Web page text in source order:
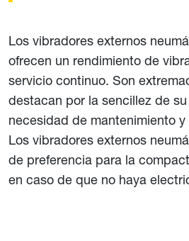
Los vibradores externos
ofrecen un rendimiento de
servicio continuo. Son
destacan por la sencillez de
necesidad de mantenimiento
Los vibradores externos
de preferencia para la
en caso de que no haya